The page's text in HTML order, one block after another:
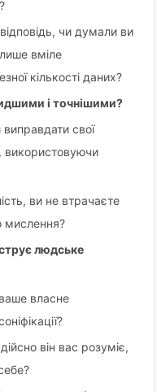
чи думали ви
вміле
кількості даних?
і точнішими?
свої
використовуючи
ви не втрачаєте
мислення?
людське
власне
він вас розуміє,